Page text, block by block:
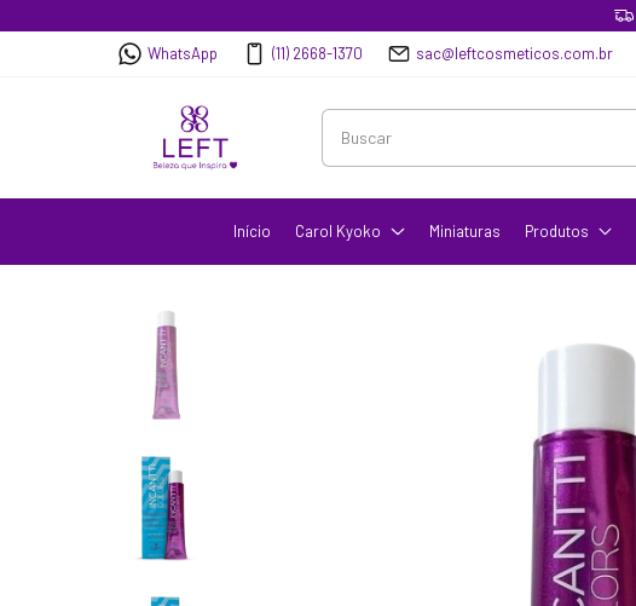
WhatsApp (11) 2668-1370 sac@leftcosmeticos.com.br
Início Carol Kyoko Miniaturas Produtos